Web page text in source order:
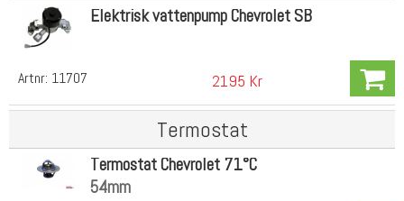
Artnr: 11707
Elektrisk vattenpump Chevrolet SB
2195 Kr
Termostat
Termostat Chevrolet 71°C
54mm